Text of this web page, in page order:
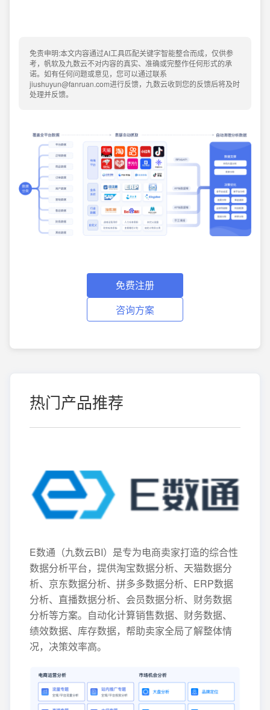
免责申明:本文内容通过AI工具匹配关键字智能整合而成，仅供参
考，帆软及九数云不对内容的真实、准确或完整作任何形式的承
诺。如有任何问题或意见，您可以通过联系
jiushuyun@fanruan.com进行反馈，九数云收到您的反馈后将及时
处理并反馈。
免费注册
咨询方案
热门产品推荐
E数通（九数云BI）是专为电商卖家打造的综合性
数据分析平台，提供淘宝数据分析、天猫数据分
析、京东数据分析、拼多多数据分析、ERP数据
分析、直播数据分析、会员数据分析、财务数据
分析等方案。自动化计算销售数据、财务数据、
绩效数据、库存数据，帮助卖家全局了解整体情
况，决策效率高。